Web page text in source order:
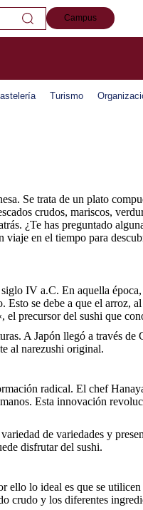
Campus
Turismo
Se trata de un plato
crudos, mariscos,
¿Te has preguntado
en el tiempo para
IV a.C. En aquella
se debe a que el arroz,
el precursor del sushi que
A Japón llegó a través de
al narezushi original.
radical. El chef
Esta innovación
de variedades y
disfrutar del sushi.
ello lo ideal es que se
crudo y los diferentes